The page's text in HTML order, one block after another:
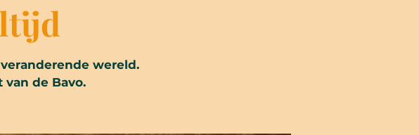
wereld.
de Bavo.